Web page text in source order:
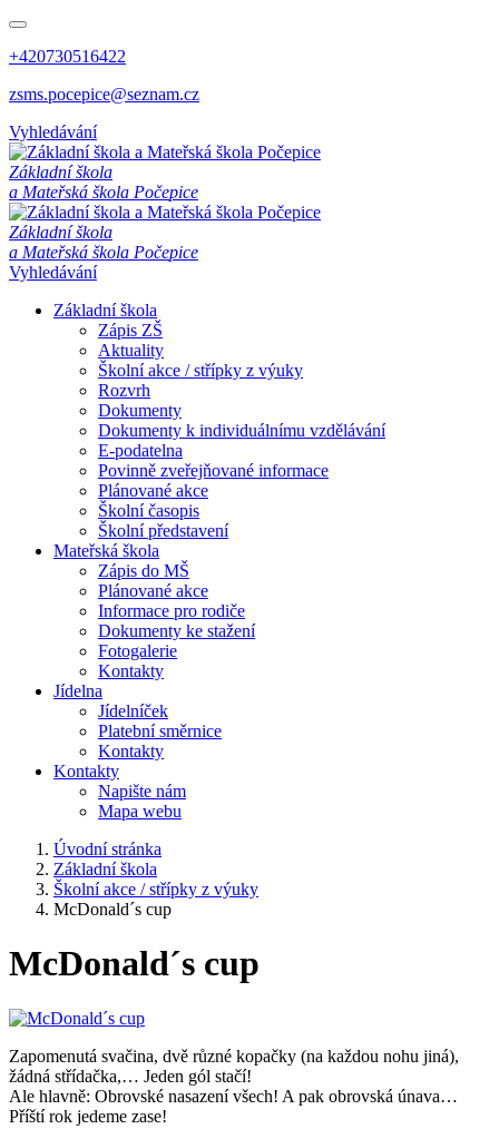
+420730516422
zsms.pocepice@seznam.cz
Vyhledávání
Základní škola
a Mateřská škola Počepice
Základní škola
a Mateřská škola Počepice
Vyhledávání
Základní škola
Zápis ZŠ
Aktuality
Školní akce / střípky z výuky
Rozvrh
Dokumenty
Dokumenty k individuálnímu vzdělávání
E-podatelna
Povinně zveřejňované informace
Plánované akce
Školní časopis
Školní představení
Mateřská škola
Zápis do MŠ
Plánované akce
Informace pro rodiče
Dokumenty ke stažení
Fotogalerie
Kontakty
Jídelna
Jídelníček
Platební směrnice
Kontakty
Kontakty
Napište nám
Mapa webu
Úvodní stránka
Základní škola
Školní akce / střípky z výuky
McDonald´s cup
McDonald´s cup
Zapomenutá svačina, dvě různé kopačky (na každou nohu jiná),
žádná střídačka,… Jeden gól stačí!
Ale hlavně: Obrovské nasazení všech! A pak obrovská únava…
Příští rok jedeme zase!